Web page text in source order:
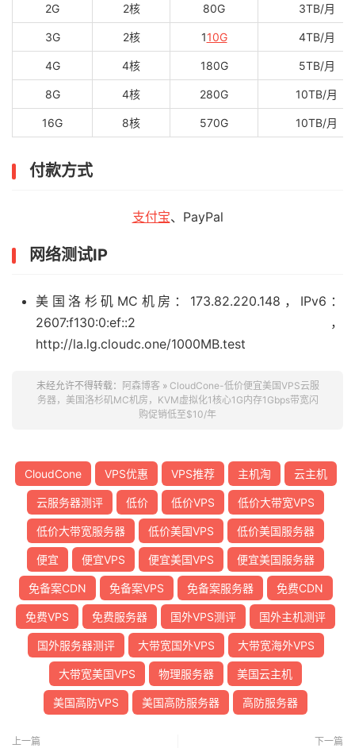
2G 2核 80G 3TB/月
3G 2核 110G 4TB/月
4G 4核 180G 5TB/月
8G 4核 280G 10TB/月
16G 8核 570G 10TB/月
付款方式
支付宝、PayPal
网络测试IP
美国洛杉矶MC机房：173.82.220.148，IPv6：
2607:f130:0:ef::2，
http://la.lg.cloudc.one/1000MB.test
未经允许不得转载： 阿森博客 » CloudCone-低价便宜美国VPS云服
务器，美国洛杉矶MC机房，KVM虚拟化1核心1G内存1Gbps带宽闪
购促销低至$10/年
CloudCone VPS优惠 VPS推荐 主机淘 云主机
云服务器测评 低价 低价VPS 低价大带宽VPS
低价大带宽服务器 低价美国VPS 低价美国服务器
便宜 便宜VPS 便宜美国VPS 便宜美国服务器
免备案CDN 免备案VPS 免备案服务器 免费CDN
免费VPS 免费服务器 国外VPS测评 国外主机测评
国外服务器测评 大带宽国外VPS 大带宽海外VPS
大带宽美国VPS 物理服务器 美国云主机
美国高防VPS 美国高防服务器 高防服务器
上一篇 下一篇